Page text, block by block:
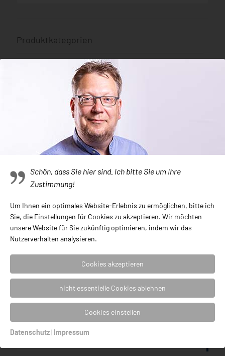
Produktkategorien
Anhänger
Silber Gold Kollektion
Stickpins
Aktuelle Beiträge
Schön, dass Sie hier sind. Ich bitte Sie um Ihre
Zustimmung!
Um Ihnen ein optimales Website-Erlebnis zu ermöglichen, bitte ich
Sie, die Einstellungen für Cookies zu akzeptieren. Wir möchten
unsere Website für Sie zukünftig optimieren, indem wir das
Nutzerverhalten analysieren.
Cookies akzeptieren
nicht essentielle Cookies ablehnen
Cookies einstellen
Datenschutz| Impressum